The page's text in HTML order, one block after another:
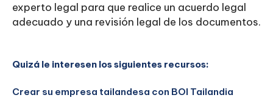
experto legal para que realice un acuerdo legal
adecuado y una revisión legal de los documentos.
Quizá le interesen los siguientes recursos:
Crear su empresa tailandesa con BOI Tailandia